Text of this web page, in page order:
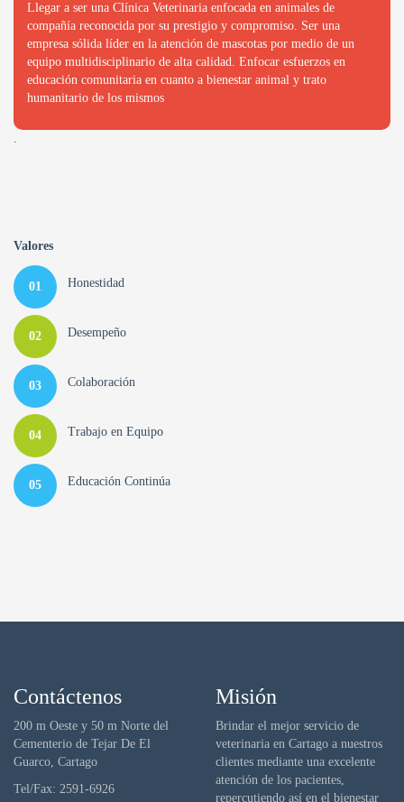
Llegar a ser una Clínica Veterinaria enfocada en animales de
compañía reconocida por su prestigio y compromiso. Ser una
empresa sólida líder en la atención de mascotas por medio de un
equipo multidisciplinario de alta calidad. Enfocar esfuerzos en
educación comunitaria en cuanto a bienestar animal y trato
humanitario de los mismos
.
Valores
01 Honestidad
02 Desempeño
03 Colaboración
04 Trabajo en Equipo
05 Educación Continúa
Contáctenos
200 m Oeste y 50 m Norte del
Cementerio de Tejar De El
Guarco, Cartago
Tel/Fax: 2591-6926
Misión
Brindar el mejor servicio de
veterinaria en Cartago a nuestros
clientes mediante una excelente
atención de los pacientes,
repercutiendo así en el bienestar